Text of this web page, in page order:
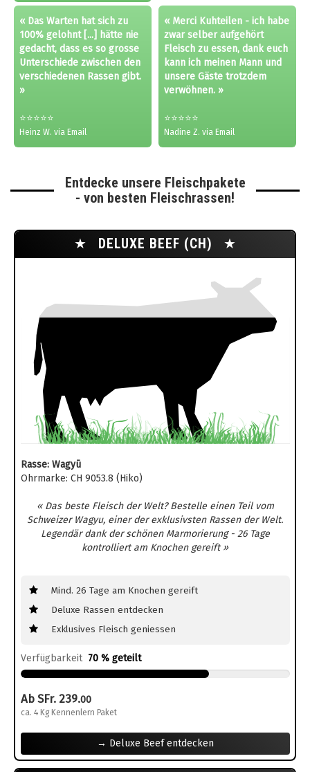
« Das Warten hat sich zu
100% gelohnt [...] hätte nie
gedacht, dass es so grosse
Unterschiede zwischen den
verschiedenen Rassen gibt.
»
⭐⭐⭐⭐⭐
Heinz W. via Email
« Merci Kuhteilen - ich habe
zwar selber aufgehört
Fleisch zu essen, dank euch
kann ich meinen Mann und
unsere Gäste trotzdem
verwöhnen. »
⭐⭐⭐⭐⭐
Nadine Z. via Email
Entdecke unsere Fleischpakete
- von besten Fleischrassen!
★ DELUXE BEEF (CH) ★
Rasse: Wagyū
Ohrmarke: CH 9053.8 (Hiko)
« Das beste Fleisch der Welt? Bestelle einen Teil vom
Schweizer Wagyu, einer der exklusivsten Rassen der Welt.
Legendär dank der schönen Marmorierung - 26 Tage
kontrolliert am Knochen gereift »
Mind. 26 Tage am Knochen gereift
Deluxe Rassen entdecken
Exklusives Fleisch geniessen
Verfügbarkeit 70 % geteilt
Ab SFr. 239.00
ca. 4 Kg Kennenlern Paket
→ Deluxe Beef entdecken